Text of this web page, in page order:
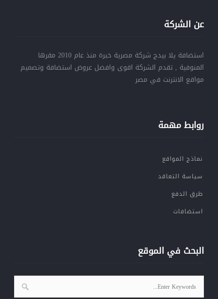
عن الشركة
استضافة يلا بيدج شركة مصرية خبرة منذ عام 2010 مقرها
المنوفية , تقدم الشركة اقوى وافضل عروض استضافة وتصميم
مواقع الانترنت في مصر
روابط مهمة
نماذج المواقع
سياسة التعاقد
طرق الدفع
استضافات
البحث في الموقع